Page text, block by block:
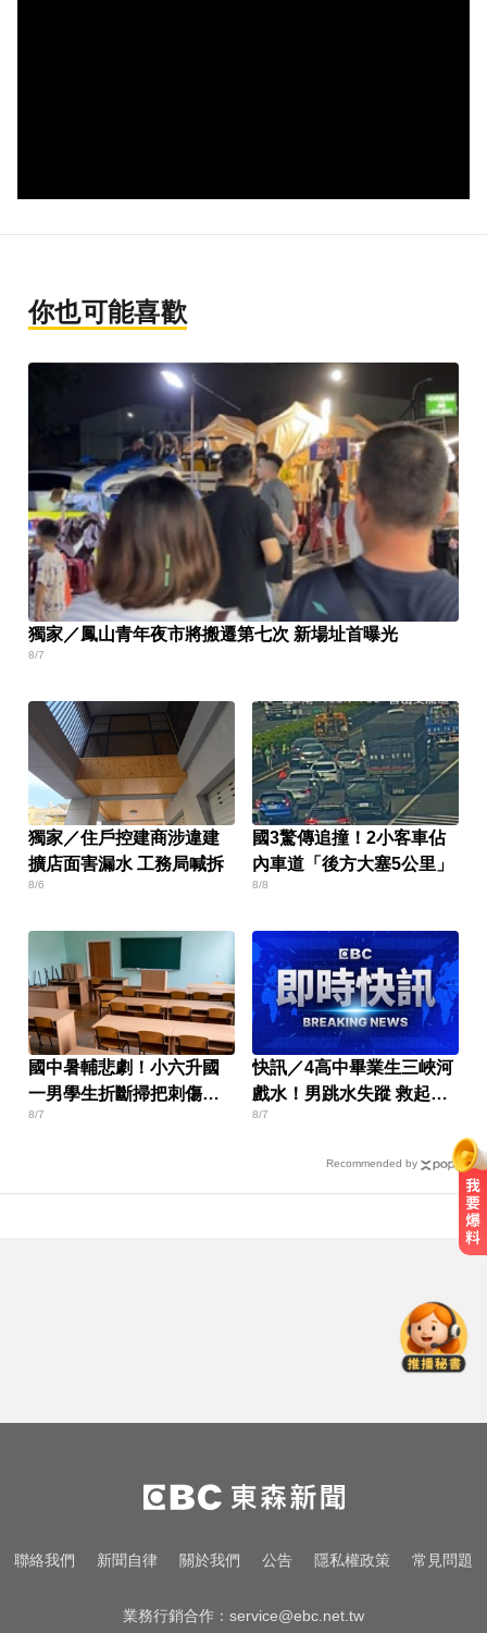
你也可能喜歡
獨家／鳳山青年夜市將搬遷第七次 新場址首曝光
8/7
獨家／住戶控建商涉違建
擴店面害漏水 工務局喊拆
8/6
國3驚傳追撞！2小客車佔
內車道「後方大塞5公里」
8/8
國中暑輔悲劇！小六升國
一男學生折斷掃把刺傷女
師 右眼恐失明
8/7
快訊／4高中畢業生三峽河
戲水！男跳水失蹤 救起命
危搶救中
8/7
Recommended by
析師：只是剛開始
一變天膝蓋就發癢？李祖寧自曝半
月板變形，醫揭保骨與增肌兩大救
愛玩車／北極星新車 275匹馬力媲
聯絡我們 新聞自律 關於我們 公告 隱私權政策 常見問題
業務行銷合作： service@ebc.net.tw